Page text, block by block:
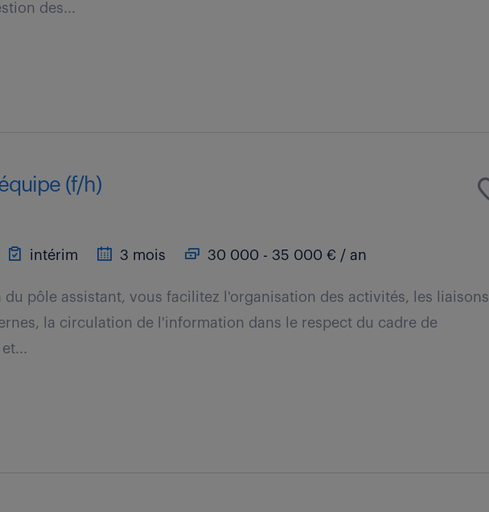
des...
(f/h)
intérim 3 mois 30 000 - 35 000 € / an
du pôle assistant, vous facilitez l'organisation des activités, les liaisons
la circulation de l'information dans le respect du cadre de